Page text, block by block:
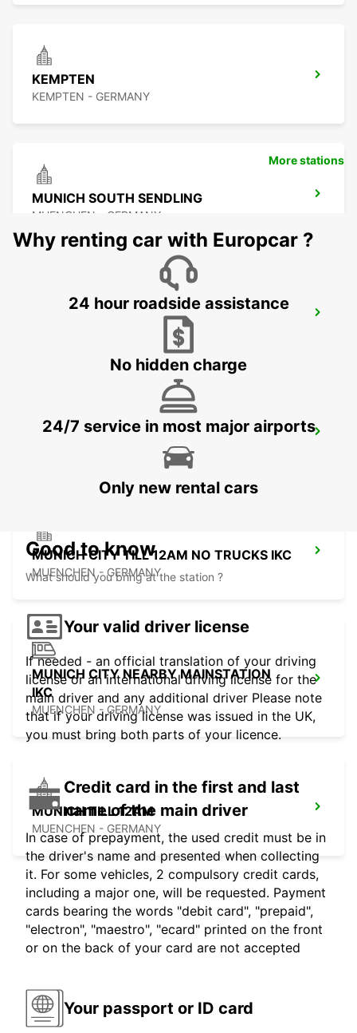
KEMPTEN
KEMPTEN - GERMANY
MUNICH SOUTH SENDLING
MUENCHEN - GERMANY
MUNICH EAST *NO TRUCKS*
MUNICH PASING OBERMENZING
MUNICH CITY TILL 12AM NO TRUCKS IKC
MUENCHEN - GERMANY
MUNICH CITY NEARBY MAINSTATION
IKC
MUENCHEN - GERMANY
MUNICH TILL 12AM
MUENCHEN - GERMANY
More stations
Why renting car with Europcar ?
24 hour roadside assistance
No hidden charge
24/7 service in most major airports
Only new rental cars
Good to know
What should you bring at the station ?
Your valid driver license
If needed - an official translation of your driving
license or an international driving license for the
main driver and any additional driver Please note
that if your driving license was issued in the UK,
you must bring both parts of your licence.
Credit card in the first and last
name of the main driver
In case of prepayment, the used credit must be in
the driver's name and presented when collecting
it. For some vehicles, 2 compulsory credit cards,
including a major one, will be requested. Payment
cards bearing the words "debit card", "prepaid",
"electron", "maestro", "ecard" printed on the front
or on the back of your card are not accepted
Your passport or ID card